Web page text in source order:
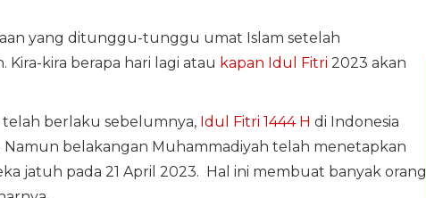
yang ditunggu-tunggu umat Islam setelah
Kira-kira berapa hari lagi atau kapan Idul Fitri 2023 akan
berlaku sebelumnya, Idul Fitri 1444 H di Indonesia
belakangan Muhammadiyah telah menetapkan
jatuh pada 21 April 2023. Hal ini membuat banyak orang